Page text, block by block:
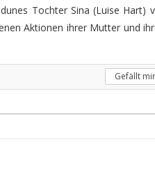
Tochter Sina (Luise Hart)
Aktionen ihrer Mutter und
Gefällt mir